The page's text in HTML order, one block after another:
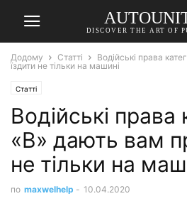
DISCOVER THE ART OF
Додому Статті
Водійські права
їздити не тільки на машині
Статті
Водійські права
«B» дають вам
не тільки на
по maxwelhelp - 10.04.2020